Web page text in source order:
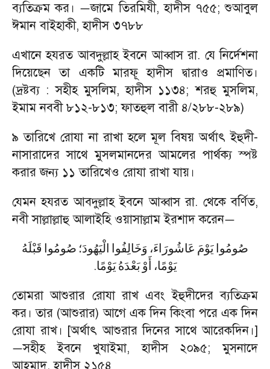
ব্যতিক্রম কর। —জামে তিরমিযী,হাদীস ৭৫৫;শুআবুল
ঈমান বাইহাকী,হাদীস ৩৭৮৮
এখানে হযরত আবদুল্লাহ ইবনে আব্বাস রা. যে নির্দেশনা
দিয়েছেন তা একটি মারফূ হাদীস দ্বারাও প্রমাণিত।
(দ্রষ্টব্য : সহীহ মুসলিম,হাদীস ১১৩৪;শরহু মুসলিম,
ইমাম নববী ৮১২-৮১৩;ফাতহুল বারী ৪/২৮৮-২৮৯)
৯ তারিখে রোযা না রাখা হলে মূল বিষয় অর্থাৎ ইহুদী-
নাসারাদের সাথে মুসলমানদের আমলের পার্থক্য স্পষ্ট
করার জন্য ১১ তারিখেও রোযা রাখা যায়।
যেমন হযরত আবদুল্লাহ ইবনে আব্বাস রা. থেকে বর্ণিত,
নবী সাল্লাল্লাহু আলাইহি ওয়াসাল্লাম ইরশাদ করেন—
صُومُوا يَوْمَ عَاشُورَاءَ، وَخَالِفُوا الْيَهُودَ؛ صُومُوا قَبْلَهُ
يَوْمًا، أَوْ بَعْدَهُ يَوْمًا.
তোমরা আশুরার রোযা রাখ এবং ইহুদীদের ব্যতিক্রম
কর। তার (আশুরার) আগে এক দিন কিংবা পরে এক দিন
রোযা রাখ। [অর্থাৎ আশুরার দিনের সাথে আরেকদিন।]
—সহীহ ইবনে খুযাইমা,হাদীস ২০৯৫;মুসনাদে
আহমাদ,হাদীস ২১৫৪